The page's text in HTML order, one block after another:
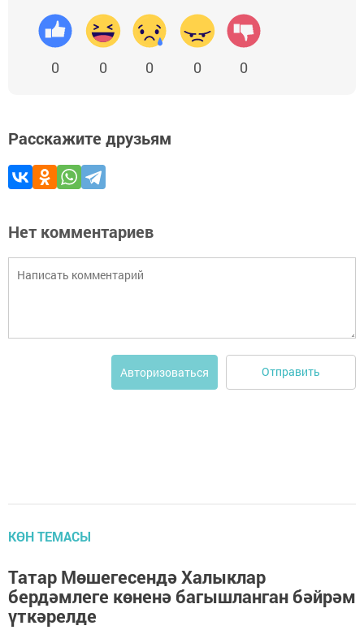
0 0 0 0 0
Расскажите друзьям
Нет комментариев
Авторизоваться Отправить
КӨН ТЕМАСЫ
Татар Мөшегесендә Халыклар
бердәмлеге көненә багышланган бәйрәм
үткәрелде